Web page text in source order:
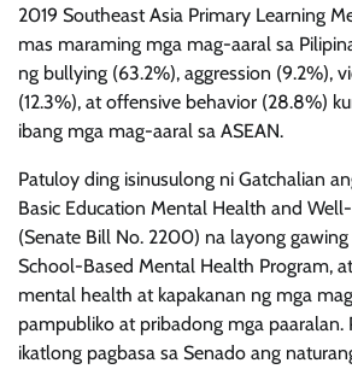
2019 Southeast Asia Primary Learning
mas maraming mga mag-aaral sa
ng bullying (63.2%), aggression (9.2%),
(12.3%), at offensive behavior (28.8%)
ibang mga mag-aaral sa ASEAN.
Patuloy ding isinusulong ni Gatchalian
Basic Education Mental Health and
(Senate Bill No. 2200) na layong
School-Based Mental Health Program,
mental health at kapakanan ng mga
pampubliko at pribadong mga paaralan.
ikatlong pagbasa sa Senado ang